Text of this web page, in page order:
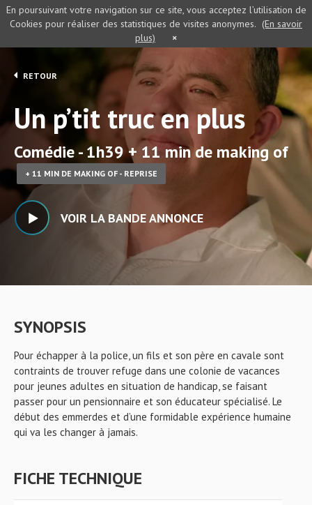
RETOUR
Un p’tit truc en plus
Comédie - 1h39 + 11 min de making of
+ 11 MIN DE MAKING OF - REPRISE
VOIR LA BANDE ANNONCE
SYNOPSIS
Pour échapper à la police, un fils et son père en cavale sont
contraints de trouver refuge dans une colonie de vacances
pour jeunes adultes en situation de handicap, se faisant
passer pour un pensionnaire et son éducateur spécialisé. Le
début des emmerdes et d’une formidable expérience humaine
qui va les changer à jamais.
FICHE TECHNIQUE
En poursuivant votre navigation sur ce site, vous acceptez l’utilisation de
Cookies pour réaliser des statistiques de visites anonymes. (En savoir
plus)
×